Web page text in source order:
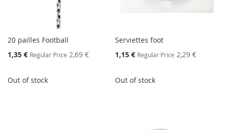
20 pailles Football
Special
Price
1,35 € Regular Price 2,69 €
Out of stock
Serviettes foot
Special
Price
1,15 € Regular Price 2,29 €
Out of stock